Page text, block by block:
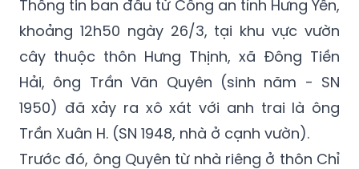
cây thuộc thôn Hưng Thịnh, xã Đông Tiền
Hải, ông Trần Văn Quyên (sinh năm - SN
1950) đã xảy ra xô xát với anh trai là ông
Trần Xuân H. (SN 1948, nhà ở cạnh vườn).
Trước đó, ông Quyên từ nhà riêng ở thôn Chỉ
Trung (xã Đồng Châu) đến vườn chuối của